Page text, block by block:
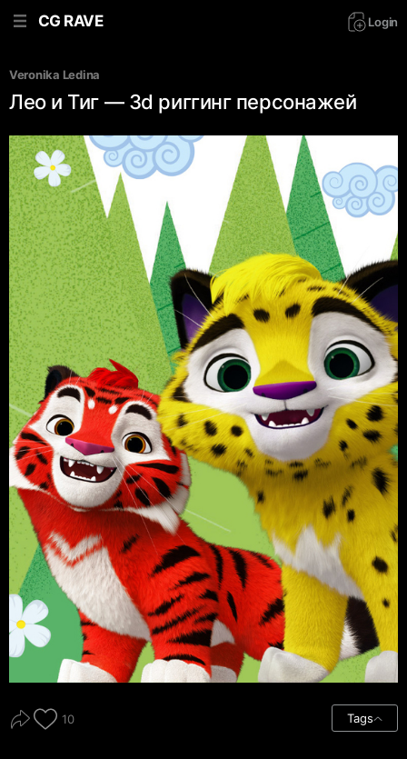
CG RAVE Login
Veronika Ledina
Лео и Тиг — 3d риггинг персонажей
10 Tags